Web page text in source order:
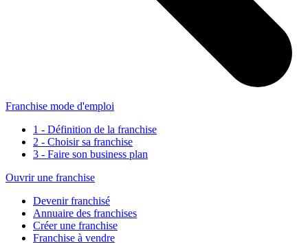
Franchise mode d'emploi
1 - Définition de la franchise
2 - Choisir sa franchise
3 - Faire son business plan
Ouvrir une franchise
Devenir franchisé
Annuaire des franchises
Créer une franchise
Franchise à vendre